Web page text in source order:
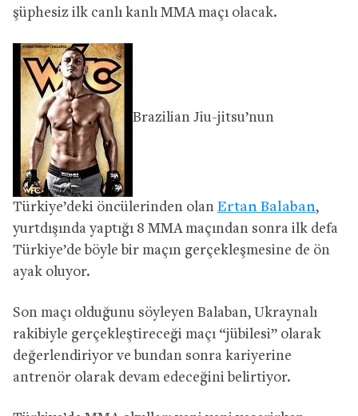
şüphesiz ilk canlı kanlı MMA maçı olacak.
Brazilian Jiu-jitsu’nun
Türkiye’deki öncülerinden olan Ertan Balaban,
yurtdışında yaptığı 8 MMA maçından sonra ilk defa
Türkiye’de böyle bir maçın gerçekleşmesine de ön
ayak oluyor.
Son maçı olduğunu söyleyen Balaban, Ukraynalı
rakibiyle gerçekleştireceği maçı “jübilesi” olarak
değerlendiriyor ve bundan sonra kariyerine
antrenör olarak devam edeceğini belirtiyor.